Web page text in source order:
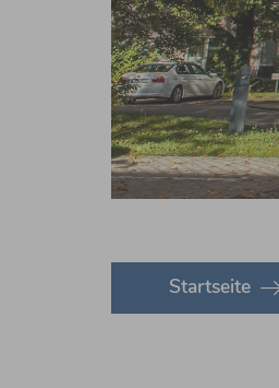
You are here:
Startseite